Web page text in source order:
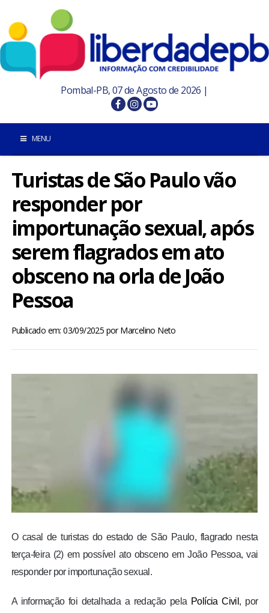
Pombal-PB, 07 de Agosto de 2026 |
MENU
INÍCIO
POMBAL E REGIÃO
PARAÍBA
BRASIL
MUNDO
COLUNISTAS
Turistas de São Paulo vão
responder por
importunação sexual, após
serem flagrados em ato
obsceno na orla de João
Pessoa
Publicado em: 03/09/2025 porMarcelino Neto
O casal de turistas do estado de São Paulo, flagrado nesta
terça-feira (2) em possível ato obsceno em João Pessoa, vai
responder por importunação sexual.
A informação foi detalhada a redação pela Polícia Civil , por